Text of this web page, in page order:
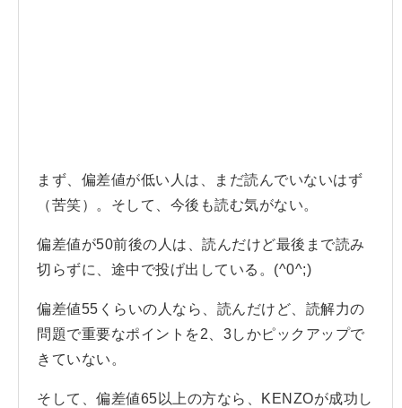
まず、偏差値が低い人は、まだ読んでいないはず
（苦笑）。そして、今後も読む気がない。
偏差値が50前後の人は、読んだけど最後まで読み
切らずに、途中で投げ出している。(^0^;)
偏差値55くらいの人なら、読んだけど、読解力の
問題で重要なポイントを2、3しかピックアップで
きていない。
そして、偏差値65以上の方なら、KENZOが成功し